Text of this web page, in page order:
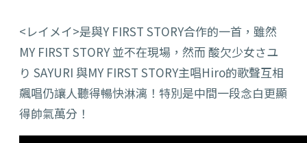
<レイメイ>是與Y FIRST STORY合作的一首，雖然
MY FIRST STORY 並不在現場，然而 酸欠少女さユ
り SAYURI 與MY FIRST STORY主唱Hiro的歌聲互相
飆唱仍讓人聽得暢快淋漓！ 特別是中間一段念白更顯
得帥氣萬分！